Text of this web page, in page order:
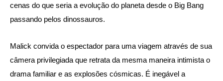
cenas do que seria a evolução do planeta desde o Big Bang
passando pelos dinossauros.
Malick convida o espectador para uma viagem através de sua
câmera privilegiada que retrata da mesma maneira intimista o
drama familiar e as explosões cósmicas. É inegável a